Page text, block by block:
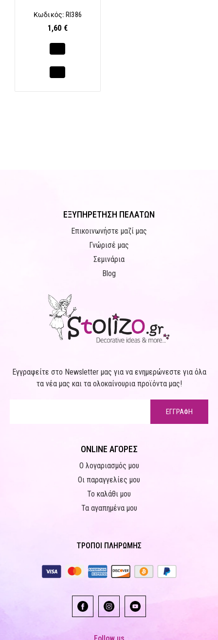
Κωδικός: RI386
1,60 €
ΕΞΥΠΗΡΕΤΗΣΗ ΠΕΛΑΤΩΝ
Επικοινωνήστε μαζί μας
Γνώρισέ μας
Σεμινάρια
Blog
Εγγραφείτε στο Newsletter μας για να ενημερώνεστε για όλα
τα νέα μας και τα ολοκαίνουρια προϊόντα μας!
ΕΓΓΡΑΦΗ
ONLINE ΑΓΟΡΕΣ
Ο λογαριασμός μου
Οι παραγγελίες μου
Το καλάθι μου
Τα αγαπημένα μου
ΤΡΟΠΟΙ ΠΛΗΡΩΜΗΣ